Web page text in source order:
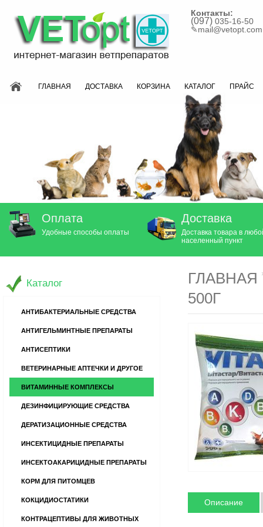
Контакты:
(097) 035-16-50
✎mail@vetopt.com
ГЛАВНАЯ ДОСТАВКА КОРЗИНА КАТАЛОГ ПРАЙС
Оплата
Удобные способы оплаты
Доставка
Доставка товара в
населенный пункт
ГЛАВНАЯ
500Г
Описание
Каталог
АНТИБАКТЕРИАЛЬНЫЕ СРЕДСТВА
АНТИГЕЛЬМИНТНЫЕ ПРЕПАРАТЫ
АНТИСЕПТИКИ
ВЕТЕРИНАРНЫЕ АПТЕЧКИ И ДРУГОЕ
ВИТАМИННЫЕ КОМПЛЕКСЫ
ДЕЗИНФИЦИРУЮЩИЕ СРЕДСТВА
ДЕРАТИЗАЦИОННЫЕ СРЕДСТВА
ИНСЕКТИЦИДНЫЕ ПРЕПАРАТЫ
ИНСЕКТОАКАРИЦИДНЫЕ ПРЕПАРАТЫ
КОРМ ДЛЯ ПИТОМЦЕВ
КОКЦИДИОСТАТИКИ
КОНТРАЦЕПТИВЫ ДЛЯ ЖИВОТНЫХ